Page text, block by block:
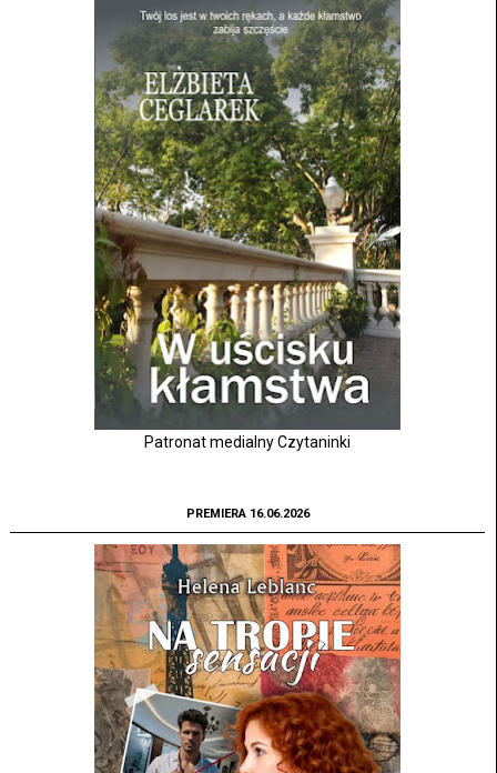
Patronat medialny Czytaninki
PREMIERA 16.06.2026